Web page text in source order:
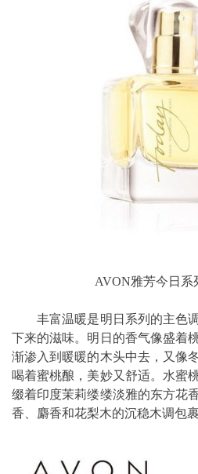
AVON雅芳今日系
丰富温暖是明日系列的主色调
下来的滋味。明日的香气像盛着
渐渗入到暖暖的木头中去，又像
喝着蜜桃酿，美妙又舒适。水蜜
缀着印度茉莉缕缕淡雅的东方花
香、麝香和花梨木的沉稳木调包